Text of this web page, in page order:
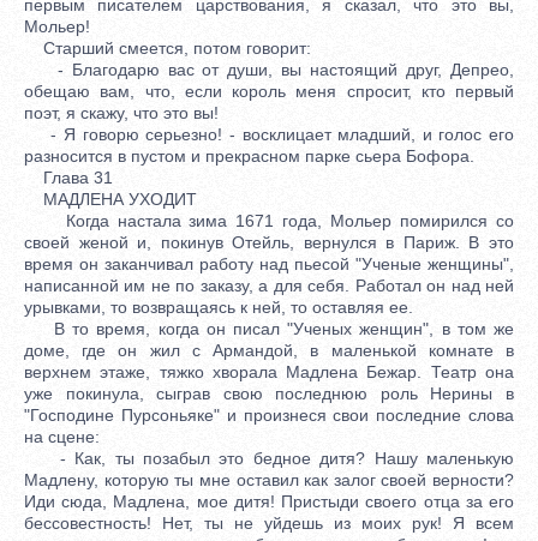
первым писателем царствования, я сказал, что это вы,
Мольер!
Старший смеется, потом говорит:
- Благодарю вас от души, вы настоящий друг, Депрео,
обещаю вам, что, если король меня спросит, кто первый
поэт, я скажу, что это вы!
- Я говорю серьезно! - восклицает младший, и голос его
разносится в пустом и прекрасном парке сьера Бофора.
Глава 31
МАДЛЕНА УХОДИТ
Когда настала зима 1671 года, Мольер помирился со
своей женой и, покинув Отейль, вернулся в Париж. В это
время он заканчивал работу над пьесой "Ученые женщины",
написанной им не по заказу, а для себя. Работал он над ней
урывками, то возвращаясь к ней, то оставляя ее.
В то время, когда он писал "Ученых женщин", в том же
доме, где он жил с Армандой, в маленькой комнате в
верхнем этаже, тяжко хворала Мадлена Бежар. Театр она
уже покинула, сыграв свою последнюю роль Нерины в
"Господине Пурсоньяке" и произнеся свои последние слова
на сцене:
- Как, ты позабыл это бедное дитя? Нашу маленькую
Мадлену, которую ты мне оставил как залог своей верности?
Иди сюда, Мадлена, мое дитя! Пристыди своего отца за его
бессовестность! Нет, ты не уйдешь из моих рук! Я всем